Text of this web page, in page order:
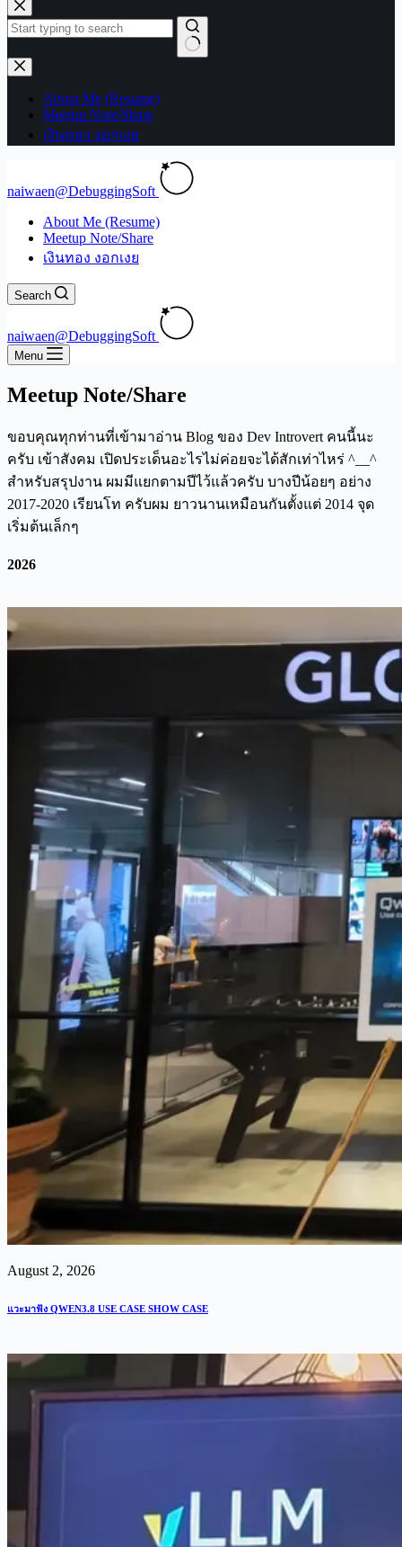
Skip
to
content
No
results
About Me (Resume)
Meetup Note/Share
เงินทอง งอกเงย
naiwaen@DebuggingSoft
About Me (Resume)
Meetup Note/Share
เงินทอง งอกเงย
Search
naiwaen@DebuggingSoft
Menu
Meetup Note/Share
ขอบคุณทุกท่านที่เข้ามาอ่าน Blog ของ Dev Introvert คนนี้นะ
ครับ เข้าสังคม เปิดประเด็นอะไรไม่ค่อยจะได้สักเท่าไหร่ ^__^
สำหรับสรุปงาน ผมมีแยกตามปีไว้แล้วครับ บางปีน้อยๆ อย่าง
2017-2020 เรียนโท ครับผม ยาวนานเหมือนกันตั้งแต่ 2014 จุด
เริ่มต้นเล็กๆ
2026
August 2, 2026
แวะมาฟัง QWEN3.8 USE CASE SHOW CASE